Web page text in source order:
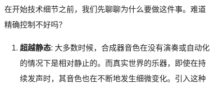
在开始技术细节之前，我们先聊聊为什么要做这件事。难道
精确控制不好吗？
超越静态: 大多数时候，合成器音色在没有演奏或自动化
的情况下是相对静止的。而真实世界的乐器，即使在持
续发声时，其音色也在不断地发生细微变化。引入这种